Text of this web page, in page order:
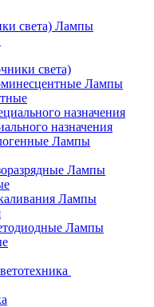
Лампы
света)
Лампы
назначения
Лампы
Лампы
Лампы
Лампы